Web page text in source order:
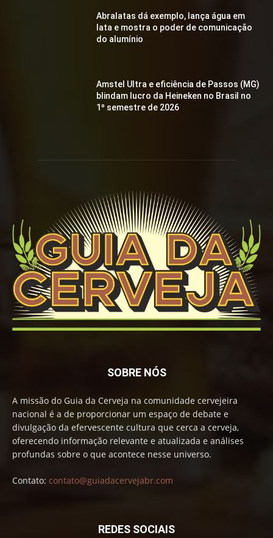
Abralatas dá exemplo, lança água em
lata e mostra o poder de comunicação
do alumínio
Amstel Ultra e eficiência de Passos (MG)
blindam lucro da Heineken no Brasil no
1º semestre de 2026
SOBRE NÓS
A missão do Guia da Cerveja na comunidade cervejeira
nacional é a de proporcionar um espaço de debate e
divulgação da efervescente cultura que cerca a cerveja,
oferecendo informação relevante e atualizada e análises
profundas sobre o que acontece nesse universo.
Contato: contato@guiadacervejabr.com
REDES SOCIAIS